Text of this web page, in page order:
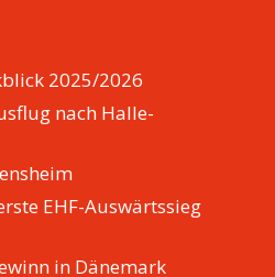
2025/2026
nach Halle-
EHF-Auswärtssieg
in Dänemark